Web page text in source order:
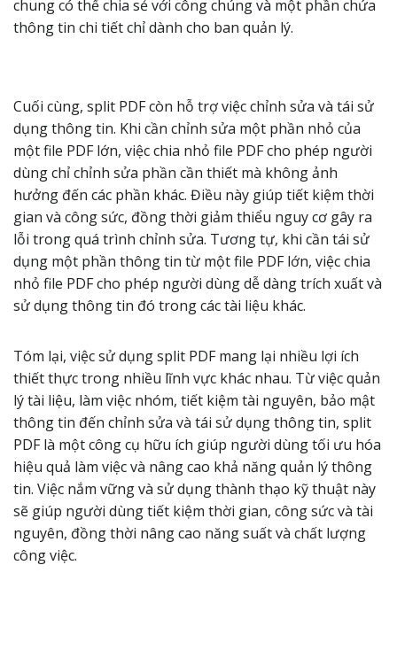
chung có thể chia sẻ với công chúng và một phần chứa
thông tin chi tiết chỉ dành cho ban quản lý.
Cuối cùng, split PDF còn hỗ trợ việc chỉnh sửa và tái sử
dụng thông tin. Khi cần chỉnh sửa một phần nhỏ của
một file PDF lớn, việc chia nhỏ file PDF cho phép người
dùng chỉ chỉnh sửa phần cần thiết mà không ảnh
hưởng đến các phần khác. Điều này giúp tiết kiệm thời
gian và công sức, đồng thời giảm thiểu nguy cơ gây ra
lỗi trong quá trình chỉnh sửa. Tương tự, khi cần tái sử
dụng một phần thông tin từ một file PDF lớn, việc chia
nhỏ file PDF cho phép người dùng dễ dàng trích xuất và
sử dụng thông tin đó trong các tài liệu khác.
Tóm lại, việc sử dụng split PDF mang lại nhiều lợi ích
thiết thực trong nhiều lĩnh vực khác nhau. Từ việc quản
lý tài liệu, làm việc nhóm, tiết kiệm tài nguyên, bảo mật
thông tin đến chỉnh sửa và tái sử dụng thông tin, split
PDF là một công cụ hữu ích giúp người dùng tối ưu hóa
hiệu quả làm việc và nâng cao khả năng quản lý thông
tin. Việc nắm vững và sử dụng thành thạo kỹ thuật này
sẽ giúp người dùng tiết kiệm thời gian, công sức và tài
nguyên, đồng thời nâng cao năng suất và chất lượng
công việc.